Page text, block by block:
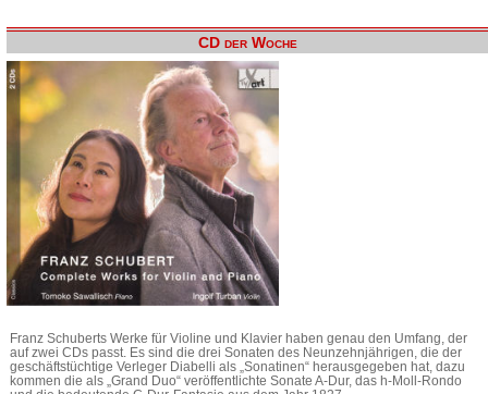
CD der Woche
Franz Schuberts Werke für Violine und Klavier haben genau den Umfang, der
auf zwei CDs passt. Es sind die drei Sonaten des Neunzehnjährigen, die der
geschäftstüchtige Verleger Diabelli als „Sonatinen“ herausgegeben hat, dazu
kommen die als „Grand Duo“ veröffentlichte Sonate A-Dur, das h-Moll-Rondo